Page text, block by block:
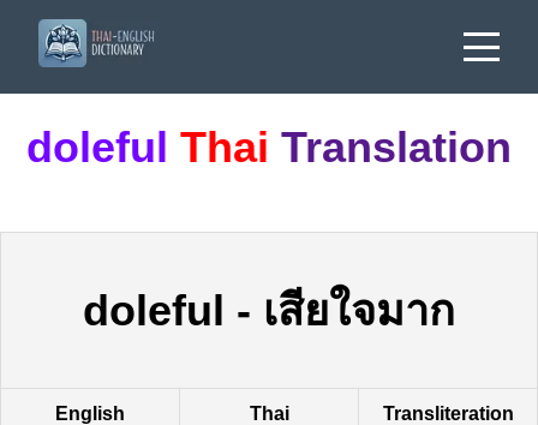
doleful Thai Translation
doleful - เสียใจมาก
English Thai Transliteration